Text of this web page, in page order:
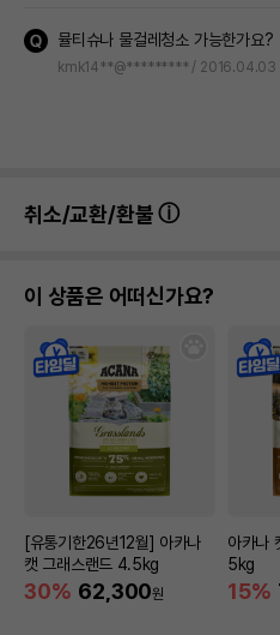
뮬티슈나 물걸레청소 가능한가요?
kmk14**@********* 2016.04.03
취소/교환/환불
이 상품은 어떠신가요?
[유통기한26년12월] 아카나
캣 그래스랜드 4.5kg
30% 62,300원
아카나
5kg
15%